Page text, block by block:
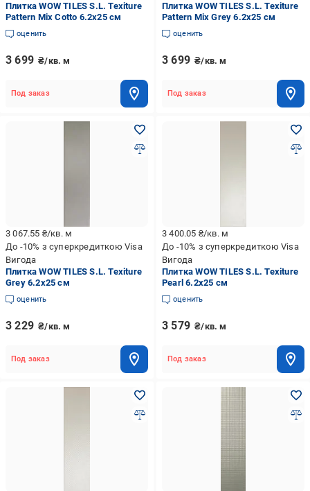
Плитка WOW TILES S.L. Texiture
Pattern Mix Cotto 6.2x25 см
оценить
3 699 ₴/кв. м
Под заказ
Плитка WOW TILES S.L. Texiture
Pattern Mix Grey 6.2x25 см
оценить
3 699 ₴/кв. м
Под заказ
3 067.55 ₴/кв. м
До -10% з суперкредиткою Visa
Вигода
Плитка WOW TILES S.L. Texiture
Grey 6.2x25 см
оценить
3 229 ₴/кв. м
Под заказ
3 400.05 ₴/кв. м
До -10% з суперкредиткою Visa
Вигода
Плитка WOW TILES S.L. Texiture
Pearl 6.2x25 см
оценить
3 579 ₴/кв. м
Под заказ